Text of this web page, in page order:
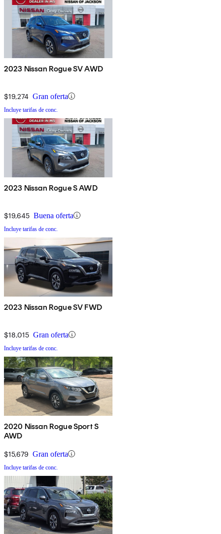
2023 Nissan Rogue SV AWD
$19,274 Gran oferta
Incluye tarifas de conc.
2023 Nissan Rogue S AWD
$19,645 Buena oferta
Incluye tarifas de conc.
2023 Nissan Rogue SV FWD
$18,015 Gran oferta
Incluye tarifas de conc.
2020 Nissan Rogue Sport S
AWD
$15,679 Gran oferta
Incluye tarifas de conc.